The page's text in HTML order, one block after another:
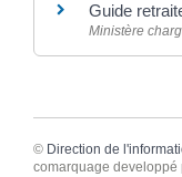
Guide
Ministère
© Direction de
comarquage developpé